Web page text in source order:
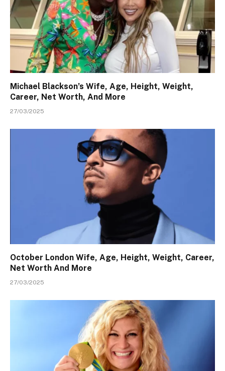
Michael Blackson’s Wife, Age, Height, Weight,
Career, Net Worth, And More
27/03/2025
October London Wife, Age, Height, Weight, Career,
Net Worth And More
27/03/2025